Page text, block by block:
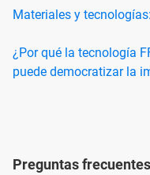
Materiales y
¿Por qué la tecnología
puede democratizar la
Preguntas frecuentes